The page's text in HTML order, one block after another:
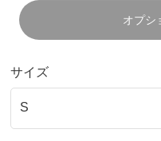
オプシ
サイズ